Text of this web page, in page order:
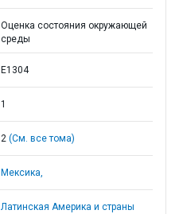
Оценка состояния окружающей
среды
E1304
1
2 (См. все тома)
Мексика,
Латинская Америка и страны